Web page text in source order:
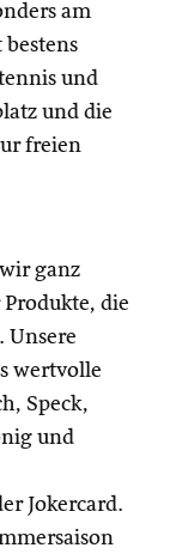
am
und
und die
freien
ganz
die
Unsere
wertvolle
Speck,
und
Jokercard.